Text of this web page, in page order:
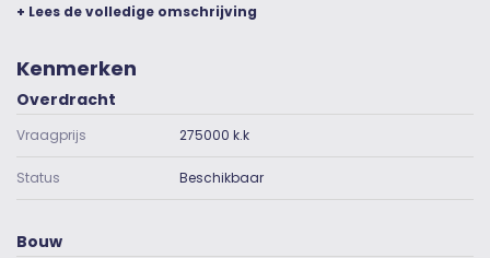
5.) Gelegen in een keurig onderhouden appartementencomplex.
Begane grond: Via de centrale voordeur met brievenbussen en
bellentableau kom je in de centrale hal met trap naar de tweede
Tweede etage: Voordeur; hal met overloop met daar aan gelegen
achterslaapkamer, de keuken , de badkamer, een toiletruimte en de
schuifdeuren uit de jaren ’50. De badkamer is ook bereikbaar via de
+ Lees de volledige omschrijving
Kenmerken
Overdracht
Vraagprijs 275000 k.k
Status Beschikbaar
Bouw